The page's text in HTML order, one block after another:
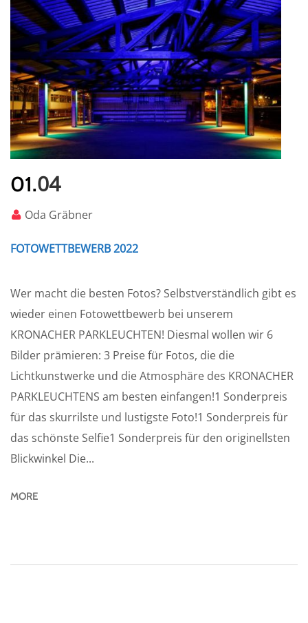
01.04
Oda Gräbner
FOTOWETTBEWERB 2022
Wer macht die besten Fotos? Selbstverständlich gibt es
wieder einen Fotowettbewerb bei unserem
KRONACHER PARKLEUCHTEN! Diesmal wollen wir 6
Bilder prämieren: 3 Preise für Fotos, die die
Lichtkunstwerke und die Atmosphäre des KRONACHER
PARKLEUCHTENS am besten einfangen!1 Sonderpreis
für das skurrilste und lustigste Foto!1 Sonderpreis für
das schönste Selfie1 Sonderpreis für den originellsten
Blickwinkel Die...
MORE